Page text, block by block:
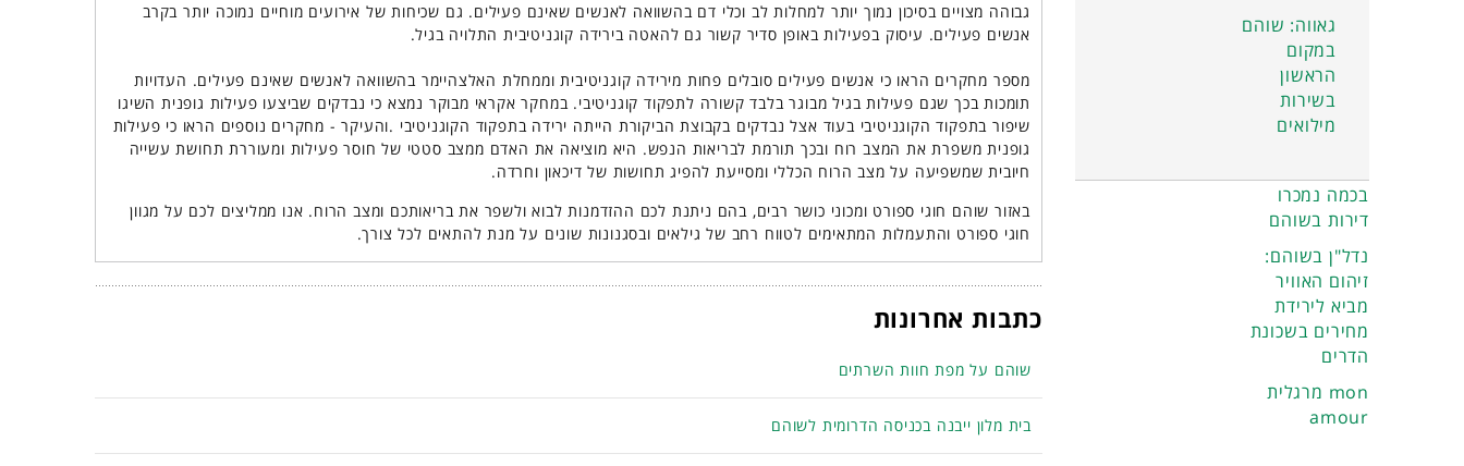
גבוהה מצויים בסיכון נמוך יותר למחלות לב וכלי דם בהשוואה לאנשים שאינם פעילים. גם שכיחות של אירועים מוחיים נמוכה יותר בקרב
אנשים פעילים. עיסוק בפעילות באופן סדיר קשור גם להאטה בירידה קוגניטיבית התלויה בגיל.
מספר מחקרים הראו כי אנשים פעילים סובלים פחות מירידה קוגניטיבית וממחלת האלצהיימר בהשוואה לאנשים שאינם פעילים. העדויות
תומכות בכך שגם פעילות בגיל מבוגר בלבד קשורה לתפקוד קוגניטיבי. במחקר אקראי מבוקר נמצא כי נבדקים שביצעו פעילות גופנית השיגו
שיפור בתפקוד הקוגניטיבי בעוד אצל נבדקים בקבוצת הביקורת הייתה ירידה בתפקוד הקוגניטיבי .והעיקר - מחקרים נוספים הראו כי פעילות
גופנית משפרת את המצב רוח ובכך תורמת לבריאות הנפש. היא מוציאה את האדם ממצב סטטי של חוסר פעילות ומעוררת תחושת עשייה
חיובית שמשפיעה על מצב הרוח הכללי ומסייעת להפיג תחושות של דיכאון וחרדה.
באזור שוהם חוגי ספורט ומכוני כושר רבים, בהם ניתנת לכם ההזדמנות לבוא ולשפר את בריאותכם ומצב הרוח. אנו ממליצים לכם על מגוון
חוגי ספורט והתעמלות המתאימים לטווח רחב של גילאים ובסגנונות שונים על מנת להתאים לכל צורך.
כתבות אחרונות
שוהם על מפת חוות השרתים
בית מלון ייבנה בכניסה הדרומית לשוהם
גאווה: שוהם
במקום
הראשון
בשירות
מילואים
בכמה נמכרו
דירות בשוהם
נדל"ן בשוהם:
זיהום האוויר
מביא לירידת
מחירים בשכונת
הדרים
מרגלית mon
amour